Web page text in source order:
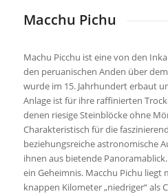
Macchu Pichu
Machu Picchu ist eine von den
den peruanischen Anden über
wurde im 15. Jahrhundert erbaut
Anlage ist für ihre raffinierten
denen riesige Steinblöcke ohne
Charakteristisch für die
beziehungsreiche astronomische
ihnen aus bietende
ein Geheimnis. Macchu Pichu liegt
knappen Kilometer „niedriger“ als